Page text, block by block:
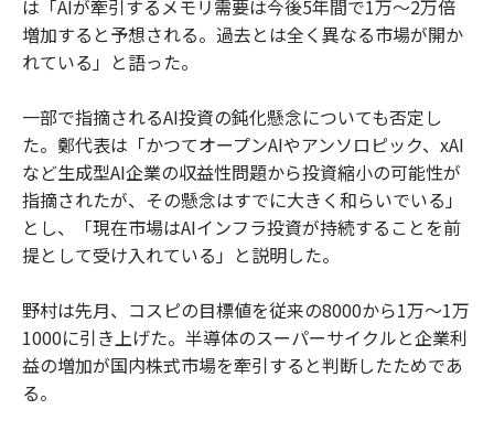
は「AIが牽引するメモリ需要は今後5年間で1万〜2万倍
増加すると予想される。過去とは全く異なる市場が開か
れている」と語った。
一部で指摘されるAI投資の鈍化懸念についても否定し
た。鄭代表は「かつてオープンAIやアンソロピック、xAI
など生成型AI企業の収益性問題から投資縮小の可能性が
指摘されたが、その懸念はすでに大きく和らいでいる」
とし、「現在市場はAIインフラ投資が持続することを前
提として受け入れている」と説明した。
野村は先月、コスピの目標値を従来の8000から1万〜1万
1000に引き上げた。半導体のスーパーサイクルと企業利
益の増加が国内株式市場を牽引すると判断したためであ
る。